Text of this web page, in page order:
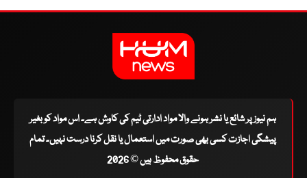
ہم نیوز پر شائع یا نشر ہونے والا مواد ادارتی ٹیم کی کاوش ہے۔ اس مواد کو بغیر
پیشگی اجازت کسی بھی صورت میں استعمال یا نقل کرنا درست نہیں۔ تمام
حقوق محفوظ ہیں © 2026